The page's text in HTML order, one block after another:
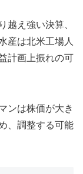
越え強い決算、
産は北米工場人
計画上振れの可
ンは株価が大き
、調整する可能